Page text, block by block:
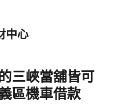
中心
三峽當舖皆可
區機車借款